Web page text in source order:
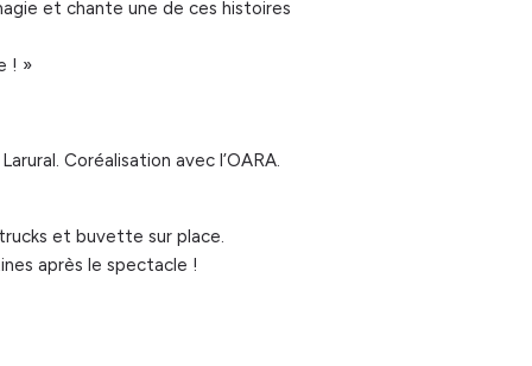
et chante une de ces histoires
! »
Coréalisation avec l’OARA.
et buvette sur place.
après le spectacle !